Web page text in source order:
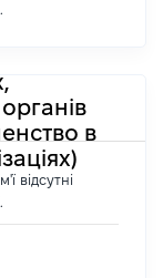
в
відсутні